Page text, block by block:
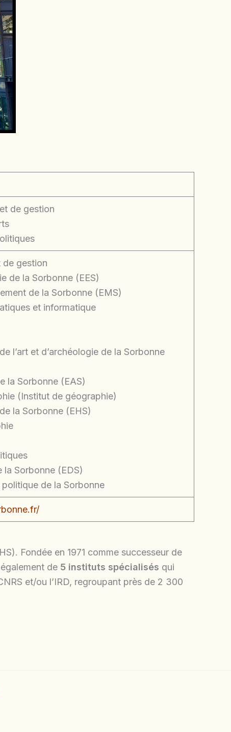
de gestion
de gestion
de la Sorbonne (EES)
de la Sorbonne (EMS)
et informatique
l’art et d’archéologie de la Sorbonne
la Sorbonne (EAS)
(Institut de géographie)
la Sorbonne (EHS)
la Sorbonne (EDS)
de la Sorbonne
Fondée en 1971 comme successeur de
de 5 instituts spécialisés qui
et/ou l’IRD, regroupant près de 2 300